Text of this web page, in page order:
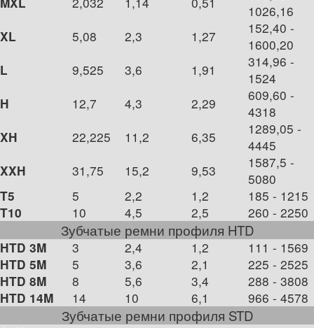
1026,16
XL 5,08 2,3 1,27
152,40 -
1600,20
L 9,525 3,6 1,91
314,96 -
1524
H 12,7 4,3 2,29
609,60 -
4318
XH 22,225 11,2 6,35
1289,05 -
4445
XXH 31,75 15,2 9,53
1587,5 -
5080
T5 5 2,2 1,2 185 - 1215
T10 10 4,5 2,5 260 - 2250
Зубчатые ремни профиля HTD
HTD 3M 3 2,4 1,2 111 - 1569
HTD 5M 5 3,6 2,1 225 - 2525
HTD 8M 8 5,6 3,4 288 - 3808
HTD 14M 14 10 6,1 966 - 4578
Зубчатые ремни профиля STD